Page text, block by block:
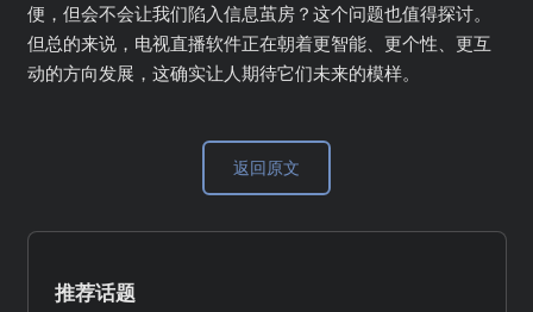
便，但会不会让我们陷入信息茧房？这个问题也值得探讨。
但总的来说，电视直播软件正在朝着更智能、更个性、更互
动的方向发展，这确实让人期待它们未来的模样。
返回原文
推荐话题